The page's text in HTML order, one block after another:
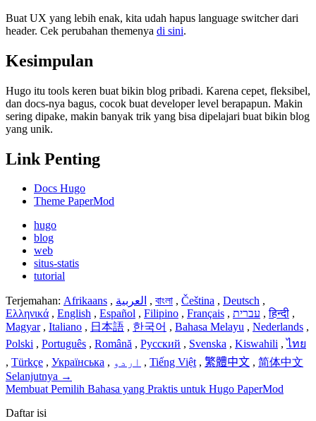
Buat UX yang lebih enak, kita udah hapus language switcher dari
header. Cek perubahan themenya di sini.
Kesimpulan
Hugo itu tools keren buat bikin blog pribadi. Karena cepet, fleksibel,
dan docs-nya bagus, cocok buat developer level berapapun. Makin
sering dipake, makin banyak trik yang bisa dipelajari buat bikin blog
yang unik.
Link Penting
Docs Hugo
Theme PaperMod
hugo
blog
web
situs-statis
tutorial
Terjemahan: Afrikaans , العربية , বাংলা , Čeština , Deutsch ,
Ελληνικά , English , Español , Filipino , Français , עברית ,हिन्दी ,
Magyar , Italiano , 日本語 , 한국어 , Bahasa Melayu , Nederlands ,
Polski , Português , Română , Русский , Svenska , Kiswahili ,ไทย
, Türkçe , Українська , اردو , Tiếng Việt , 繁體中文 , 简体中文
Selanjutnya →
Membuat Pemilih Bahasa yang Praktis untuk Hugo PaperMod
Daftar isi